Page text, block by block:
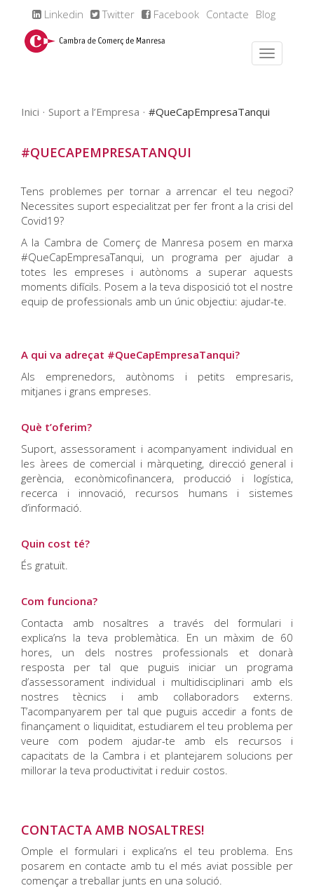
Linkedin Twitter Facebook Contacte Blog
Inici Suport a l’Empresa #QueCapEmpresaTanqui
#QUECAPEMPRESATANQUI
Tens problemes per tornar a arrencar el teu negoci?
Necessites suport especialitzat per fer front a la crisi del
Covid19?
A la Cambra de Comerç de Manresa posem en marxa
#QueCapEmpresaTanqui, un programa per ajudar a
totes les empreses i autònoms a superar aquests
moments difícils. Posem a la teva disposició tot el nostre
equip de professionals amb un únic objectiu: ajudar-te.
A qui va adreçat #QueCapEmpresaTanqui?
Als emprenedors, autònoms i petits empresaris,
mitjanes i grans empreses.
Què t’oferim?
Suport, assessorament i acompanyament individual en
les àrees de comercial i màrqueting, direcció general i
gerència, econòmicofinancera, producció i logística,
recerca i innovació, recursos humans i sistemes
d’informació.
Quin cost té?
És gratuït.
Com funciona?
Contacta amb nosaltres a través del formulari i
explica’ns la teva problemàtica. En un màxim de 60
hores, un dels nostres professionals et donarà
resposta per tal que puguis iniciar un programa
d’assessorament individual i multidisciplinari amb els
nostres tècnics i amb col·laboradors externs.
T’acompanyarem per tal que puguis accedir a fonts de
finançament o liquiditat, estudiarem el teu problema per
veure com podem ajudar-te amb els recursos i
capacitats de la Cambra i et plantejarem solucions per
millorar la teva productivitat i reduir costos.
CONTACTA AMB NOSALTRES!
Omple el formulari i explica’ns el teu problema. Ens
posarem en contacte amb tu el més aviat possible per
començar a treballar junts en una solució.